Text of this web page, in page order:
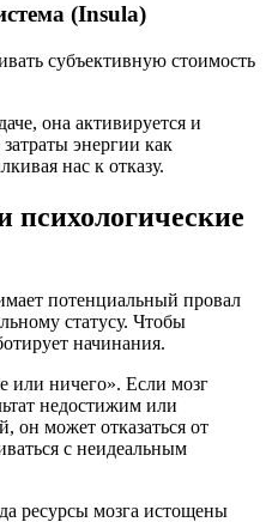
(Insula)
субъективную стоимость
она активируется и
энергии как
нас к отказу.
потенциальный провал
статусу. Чтобы
начинания.
или ничего». Если мозг
недостижим или
он может отказаться от
с неидеальным
ресурсы мозга истощены